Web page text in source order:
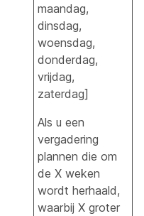
maandag,
dinsdag,
woensdag,
donderdag,
vrijdag,
zaterdag]
Als u een
vergadering
plannen die om
de X weken
wordt herhaald,
waarbij X groter